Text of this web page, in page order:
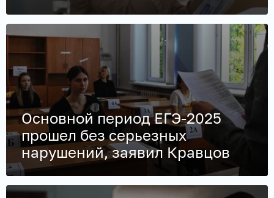
Основной период ЕГЭ-2025
прошел без серьезных
нарушений, заявил Кравцов